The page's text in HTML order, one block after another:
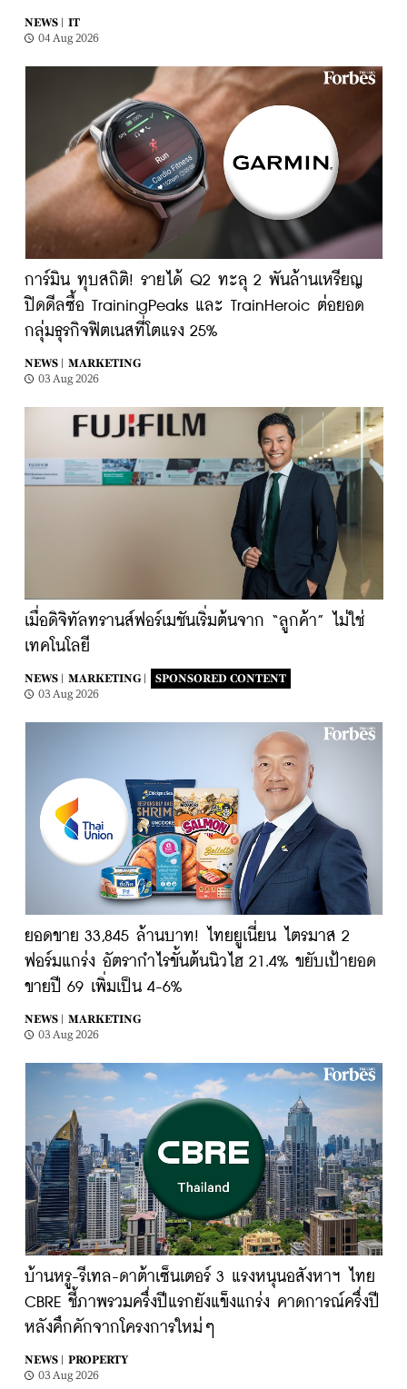
NEWS |
IT
04 Aug 2026
การ์มิน ทุบสถิติ! รายได้ Q2 ทะลุ 2 พันล้านเหรียญ
ปิดดีลซื้อ TrainingPeaks และ TrainHeroic ต่อยอด
กลุ่มธุรกิจฟิตเนสที่โตแรง 25%
NEWS |
MARKETING
03 Aug 2026
เมื่อดิจิทัลทรานส์ฟอร์เมชันเริ่มต้นจาก “ลูกค้า” ไม่ใช่
เทคโนโลยี
NEWS | MARKETING |
SPONSORED CONTENT
03 Aug 2026
ยอดขาย 33,845 ล้านบาท! ไทยยูเนี่ยน ไตรมาส 2
ฟอร์มแกร่ง อัตรากำไรขั้นต้นนิวไฮ 21.4% ขยับเป้ายอด
ขายปี 69 เพิ่มเป็น 4-6%
NEWS |
MARKETING
03 Aug 2026
บ้านหรู-รีเทล-ดาต้าเซ็นเตอร์ 3 แรงหนุนอสังหาฯ ไทย
CBRE ชี้ภาพรวมครึ่งปีแรกยังแข็งแกร่ง คาดการณ์ครึ่งปี
หลังคึกคักจากโครงการใหม่ๆ
NEWS |
PROPERTY
03 Aug 2026